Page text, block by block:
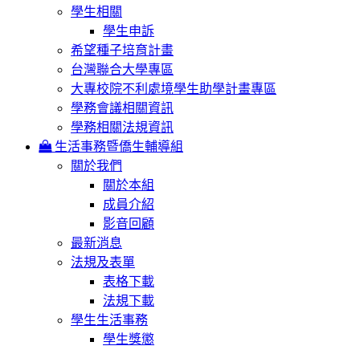
學生相關
學生申訴
希望種子培育計畫
台灣聯合大學專區
大專校院不利處境學生助學計畫專區
學務會議相關資訊
學務相關法規資訊
生活事務暨僑生輔導組
關於我們
關於本組
成員介紹
影音回顧
最新消息
法規及表單
表格下載
法規下載
學生生活事務
學生獎懲